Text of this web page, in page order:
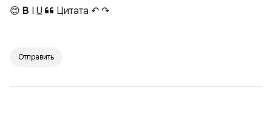
😊 B I U Цитата ↶ ↷
Отправить